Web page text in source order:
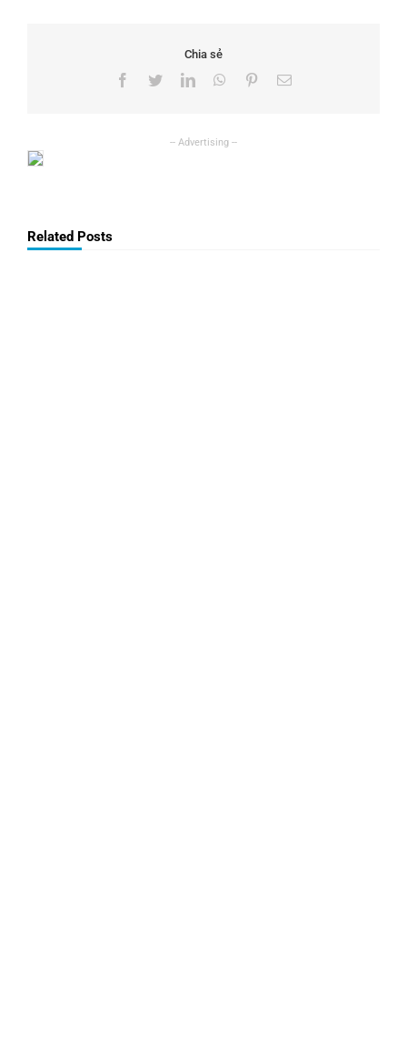
Chia sẻ
Facebook
TwitterLinkedInWhatsApp
PinterestEmail
Related Posts